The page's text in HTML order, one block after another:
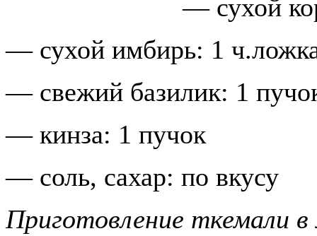
— сухой
— сухой имбирь: 1
— свежий базилик: 1
— кинза: 1 пучок
— соль, сахар: по вкусу
Приготовление ткемали в